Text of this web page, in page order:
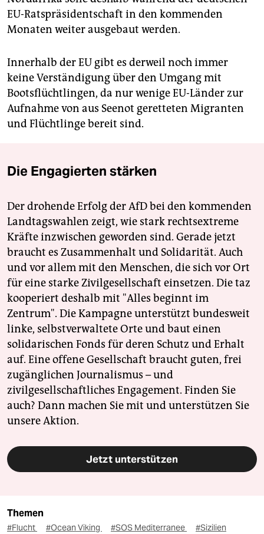
EU-Ratspräsidentschaft in den kommenden
Monaten weiter ausgebaut werden.
Innerhalb der EU gibt es derweil noch immer
keine Verständigung über den Umgang mit
Bootsflüchtlingen, da nur wenige EU-Länder zur
Aufnahme von aus Seenot geretteten Migranten
und Flüchtlinge bereit sind.
Die Engagierten stärken
Der drohende Erfolg der AfD bei den kommenden
Landtagswahlen zeigt, wie stark rechtsextreme
Kräfte inzwischen geworden sind. Gerade jetzt
braucht es Zusammenhalt und Solidarität. Auch
und vor allem mit den Menschen, die sich vor Ort
für eine starke Zivilgesellschaft einsetzen. Die taz
kooperiert deshalb mit "Alles beginnt im
Zentrum". Die Kampagne unterstützt bundesweit
linke, selbstverwaltete Orte und baut einen
solidarischen Fonds für deren Schutz und Erhalt
auf. Eine offene Gesellschaft braucht guten, frei
zugänglichen Journalismus – und
zivilgesellschaftliches Engagement. Finden Sie
auch? Dann machen Sie mit und unterstützen Sie
unsere Aktion.
Jetzt unterstützen
Themen
#Flucht #Ocean Viking #SOS Mediterranee
#Sizilien